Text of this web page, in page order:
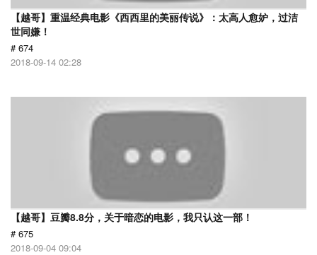
【越哥】重温经典电影《西西里的美丽传说》：太高人愈妒，过洁
世同嫌！
# 674
2018-09-14 02:28
【越哥】豆瓣8.8分，关于暗恋的电影，我只认这一部！
# 675
2018-09-04 09:04